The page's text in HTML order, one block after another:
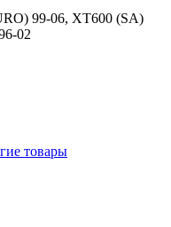
99-06, XT600 (SA)
02
товары